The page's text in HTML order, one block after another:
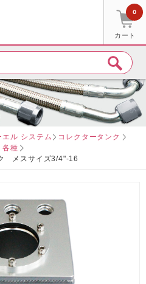
カート
0
エル システム
コレクタータンク
各種
メスサイズ3/4"-16